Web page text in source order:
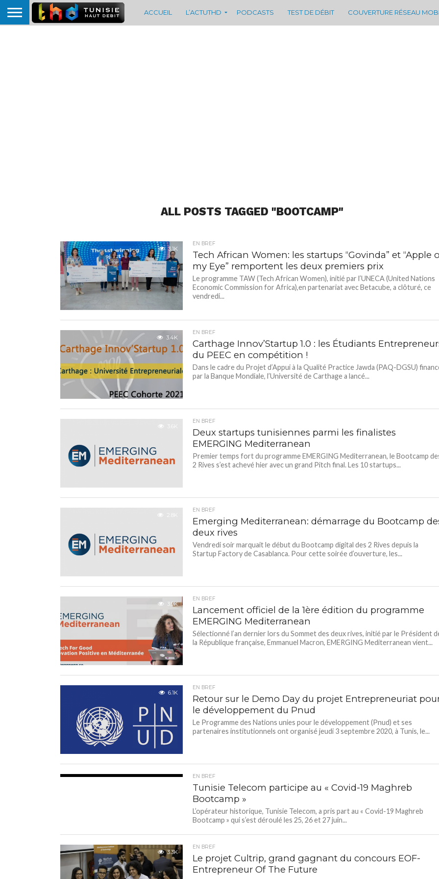
ACCUEIL L’ACTUTHD PODCASTS TEST DE DÉBIT COUVERTURE RÉSEAU
ALL POSTS TAGGED "BOOTCAMP"
3.1K
EN BREF
Tech African Women: les startups “Govinda” et “Apple
my Eye” remportent les deux premiers prix
Le programme TAW (Tech African Women), initié par l’UNECA (United Nations
Economic Commission for Africa),en partenariat avec Betacube, a clôturé, ce
vendredi...
3.4K
EN BREF
Carthage Innov’Startup 1.0 : les Étudiants
du PEEC en compétition !
Dans le cadre du Projet d’Appui à la Qualité Practice Jawda (PAQ-DGSU)
par la Banque Mondiale, l’Université de Carthage a lancé...
3.6K
EN BREF
Deux startups tunisiennes parmi les finalistes
EMERGING Mediterranean
Premier temps fort du programme EMERGING Mediterranean, le Bootcamp
2 Rives s’est achevé hier avec un grand Pitch final. Les 10 startups...
2.8K
EN BREF
Emerging Mediterranean: démarrage du Bootcamp
deux rives
Vendredi soir marquait le début du Bootcamp digital des 2 Rives depuis la
Startup Factory de Casablanca. Pour cette soirée d’ouverture, les...
3.9K
EN BREF
Lancement officiel de la 1ère édition du programme
EMERGING Mediterranean
Sélectionné l’an dernier lors du Sommet des deux rives, initié par le Président
la République française, Emmanuel Macron, EMERGING Mediterranean vient...
6.1K
EN BREF
Retour sur le Demo Day du projet Entrepreneuriat
le développement du Pnud
Le Programme des Nations unies pour le développement (Pnud) et ses
partenaires institutionnels ont organisé jeudi 3 septembre 2020, à Tunis, le...
EN BREF
Tunisie Telecom participe au « Covid-19 Maghreb
Bootcamp »
L’opérateur historique, Tunisie Telecom, a pris part au « Covid-19 Maghreb
Bootcamp » qui s’est déroulé les 25, 26 et 27 juin...
3.3K
EN BREF
Le projet Cultrip, grand gagnant du concours EOF-
Entrepreneur Of The Future